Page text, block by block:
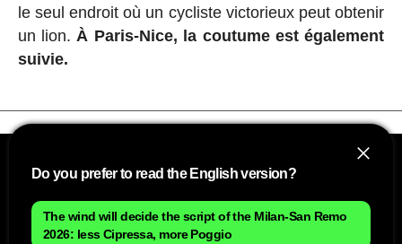
le seul endroit où un cycliste victorieux peut obtenir
un lion.À Paris-Nice, la coutume est également
suivie.
Do you prefer to read the English version?
The wind will decide the script of the Milan-San Remo
2026: less Cipressa, more Poggio